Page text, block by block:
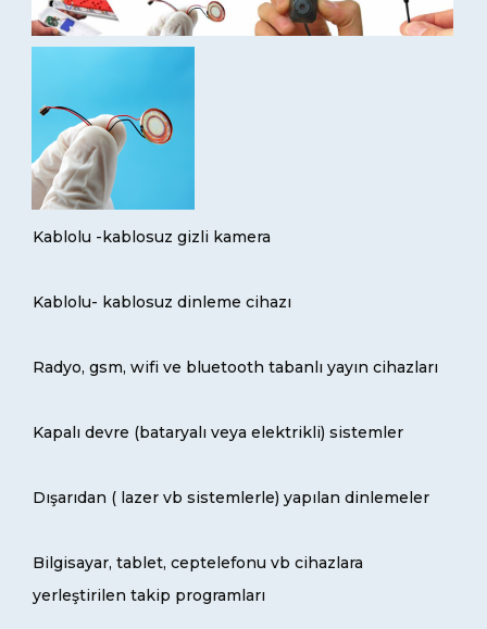
Kablolu -kablosuz gizli kamera
Kablolu- kablosuz dinleme cihazı
Radyo, gsm, wifi ve bluetooth tabanlı yayın cihazları
Kapalı devre (bataryalı veya elektrikli) sistemler
Dışarıdan ( lazer vb sistemlerle) yapılan dinlemeler
Bilgisayar, tablet, ceptelefonu vb cihazlara
yerleştirilen takip programları